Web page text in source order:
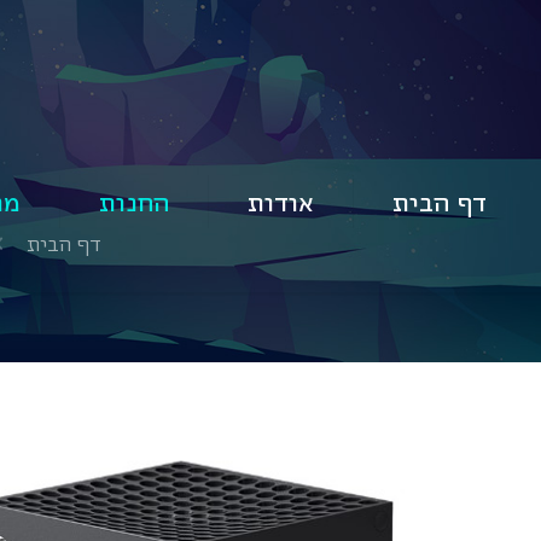
דף הבית אודות החנות
דף הבית